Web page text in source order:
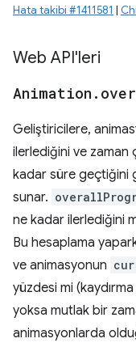
Hata takibi #1411581 |
Web API'leri
Animation .
Geliştiricilere,
ilerlediğini ve zaman
kadar süre geçtiğini
sunar.
ne kadar ilerlediğini
Bu hesaplama
ve animasyonun
yüzdesi mi
yoksa mutlak bir
animasyonlarda